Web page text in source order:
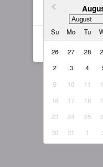
Su Mo Tu
26 27 28
2
3 4
9
10 11
16
17 18
23
24 25
30
31 1
我同意 服務條